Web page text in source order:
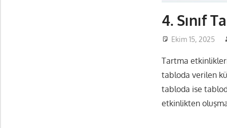
4. Sınıf
Ekim 15, 2025
Tartma
tabloda verilen
tabloda ise
etkinlikten